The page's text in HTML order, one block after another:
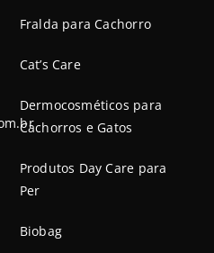
Fralda para Cachorro
Cat’s Care
Dermocosméticos para
Cachorros e Gatos
Produtos Day Care para
Per
Biobag